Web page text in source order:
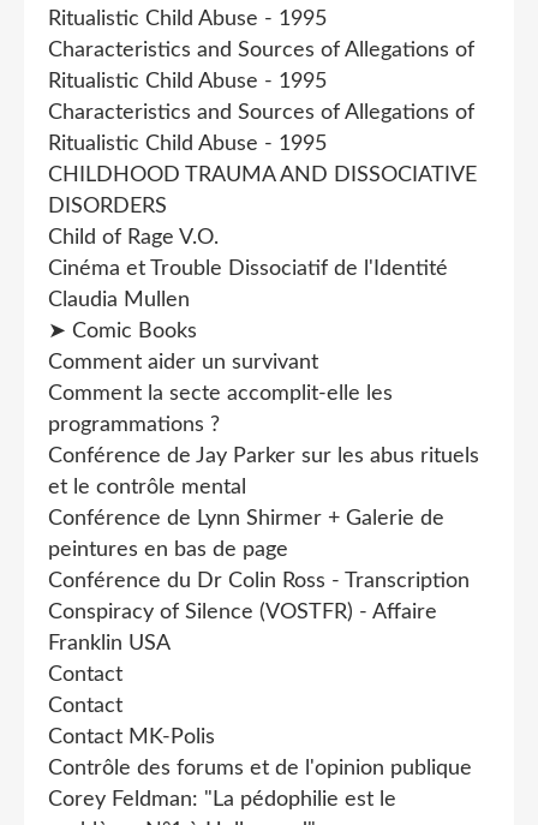
Ritualistic Child Abuse - 1995
Characteristics and Sources of Allegations of
Ritualistic Child Abuse - 1995
Characteristics and Sources of Allegations of
Ritualistic Child Abuse - 1995
CHILDHOOD TRAUMA AND DISSOCIATIVE
DISORDERS
Child of Rage V.O.
Cinéma et Trouble Dissociatif de l'Identité
Claudia Mullen
➤ Comic Books
Comment aider un survivant
Comment la secte accomplit-elle les
programmations ?
Conférence de Jay Parker sur les abus rituels
et le contrôle mental
Conférence de Lynn Shirmer + Galerie de
peintures en bas de page
Conférence du Dr Colin Ross - Transcription
Conspiracy of Silence (VOSTFR) - Affaire
Franklin USA
Contact
Contact
Contact MK-Polis
Contrôle des forums et de l'opinion publique
Corey Feldman: "La pédophilie est le